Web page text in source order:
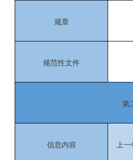
规章
规范性文件
第
信息内容 上